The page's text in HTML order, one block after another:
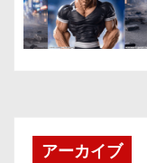
アーカイブ